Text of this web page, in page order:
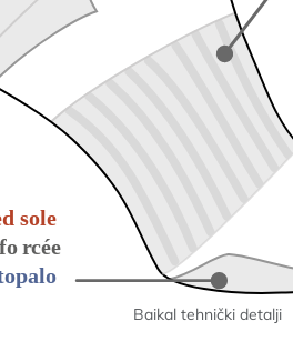
Baikal tehnički detalji